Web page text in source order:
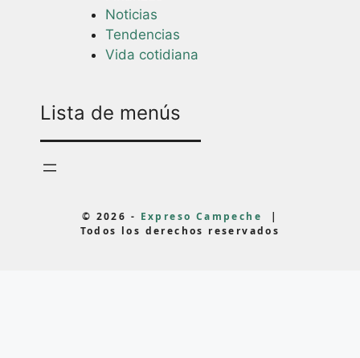
Noticias
Tendencias
Vida cotidiana
Lista de menús
© 2026 - Expreso Campeche
|
Todos los derechos reservados